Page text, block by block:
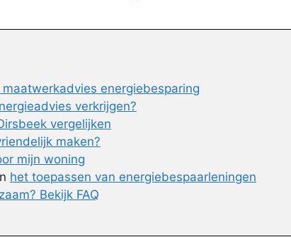
energiebesparing
verkrijgen?
vergelijken
maken?
mijn woning
het toepassen van energiebespaarleningen
Bekijk FAQ